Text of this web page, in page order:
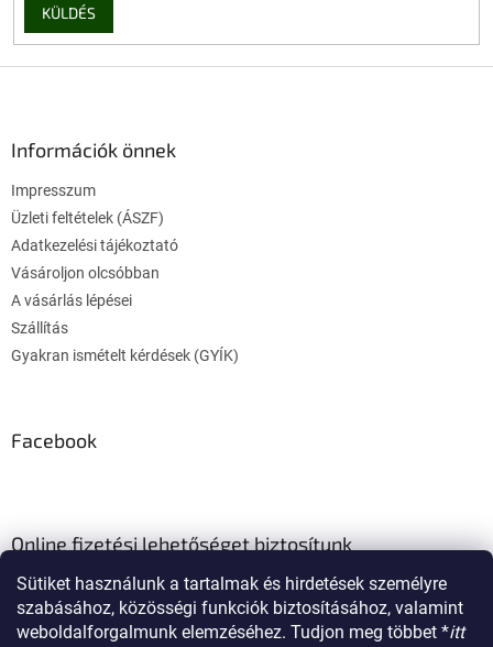
Sütiket használunk a tartalmak és hirdetések személyre
szabásához, közösségi funkciók biztosításához, valamint
weboldalforgalmunk elemzéséhez. Tudjon meg többet *itt
KÜLDÉS
Információk önnek
Impresszum
Üzleti feltételek (ÁSZF)
Adatkezelési tájékoztató
Vásároljon olcsóbban
A vásárlás lépései
Szállítás
Gyakran ismételt kérdések (GYÍK)
Facebook
Online fizetési lehetőséget biztosítunk